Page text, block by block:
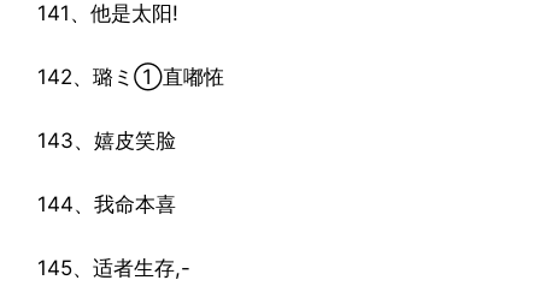
141、他是太阳!
142、璐ミ①直嘟恠
143、嬉皮笑脸
144、我命本喜
145、适者生存,-